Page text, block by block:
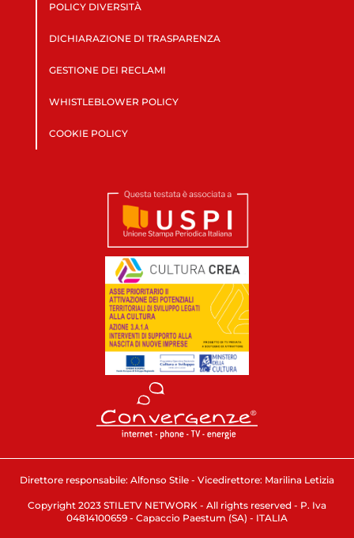
POLICY DIVERSITÀ
DICHIARAZIONE DI TRASPARENZA
GESTIONE DEI RECLAMI
WHISTLEBLOWER POLICY
COOKIE POLICY
Direttore responsabile: Alfonso Stile - Vicedirettore: Marilina Letizia
Copyright 2023 STILETV NETWORK - All rights reserved - P. Iva
04814100659 - Capaccio Paestum (SA) - ITALIA